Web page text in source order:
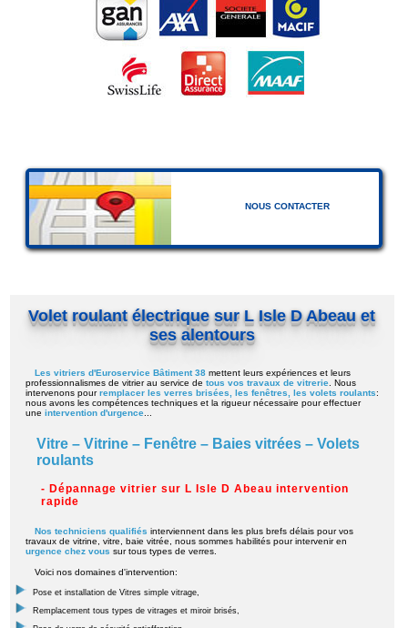
NOUS CONTACTER
Volet roulant électrique sur L Isle D Abeau et
ses alentours
Les vitriers d'Euroservice Bâtiment 38mettent leurs expériences et leurs
professionnalismes de vitrier au service de tous vos travaux de vitrerie. Nous
intervenons pourremplacer les verres brisées, les fenêtres, les volets roulants:
nous avons les compétences techniques et la rigueur nécessaire pour effectuer
une intervention d'urgence...
Vitre – Vitrine – Fenêtre – Baies vitrées – Volets
roulants
- Dépannage vitrier sur L Isle D Abeau intervention
rapide
Nos techniciens qualifiés interviennent dans les plus brefs délais pour vos
travaux de vitrine, vitre, baie vitrée, nous sommes habilités pour intervenir en
urgence chez vous sur tous types de verres.
Voici nos domaines d'intervention:
Pose et installation de Vitres simple vitrage,
Remplacement tous types de vitrages et miroir brisés,